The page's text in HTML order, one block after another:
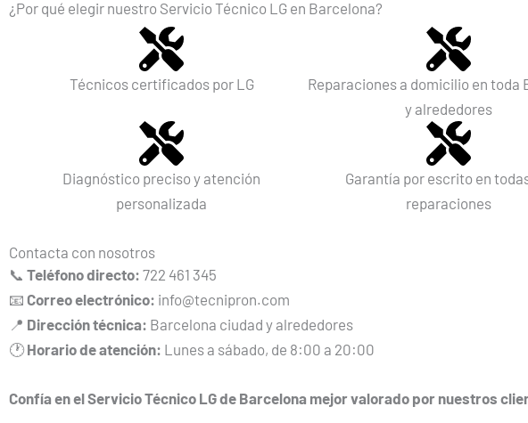
¿Por qué elegir nuestro Servicio Técnico LG en Barcelona?
Técnicos certificados por LG
Reparaciones a domicilio en toda
y alrededores
Diagnóstico preciso y atención
personalizada
Garantía por escrito en
reparaciones
Contacta con nosotros
📞 Teléfono directo: 722 461 345
📧 Correo electrónico: info@tecnipron.com
📍 Dirección técnica: Barcelona ciudad y alrededores
🕐 Horario de atención: Lunes a sábado, de 8:00 a 20:00
Confía en el Servicio Técnico LG de Barcelona mejor valorado por nuestros